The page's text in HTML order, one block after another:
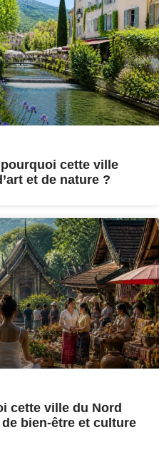
cette ville
et de nature ?
cette ville du Nord
bien-être et culture